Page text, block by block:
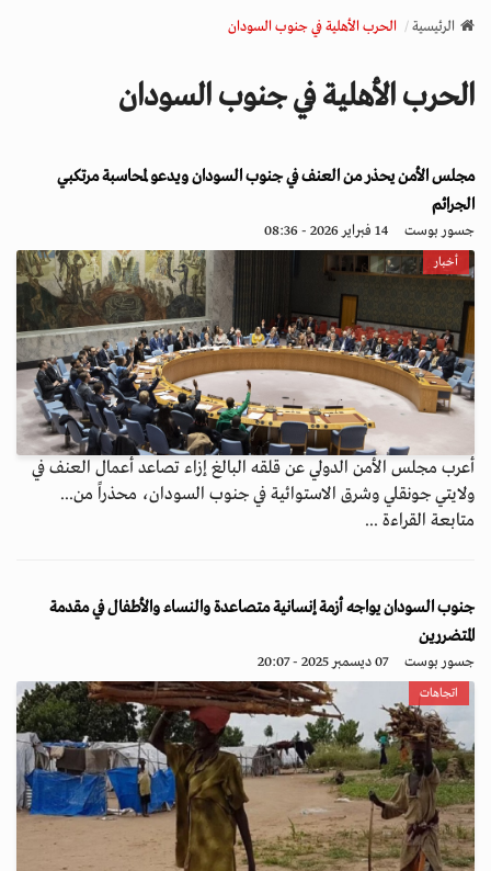
v
a
o
n
الرئيسية الحرب الأهلية في جنوب السودان
الحرب الأهلية في جنوب السودان
مجلس الأمن يحذر من العنف في جنوب السودان ويدعو لمحاسبة مرتكبي
الجرائم
جسور بوست 14 فبراير 2026 - 08:36
أخبار
أعرب مجلس الأمن الدولي عن قلقه البالغ إزاء تصاعد أعمال العنف في
ولايتي جونقلي وشرق الاستوائية في جنوب السودان، محذراً من...
متابعة القراءة ...
جنوب السودان يواجه أزمة إنسانية متصاعدة والنساء والأطفال في مقدمة
المتضررين
جسور بوست 07 ديسمبر 2025 - 20:07
اتجاهات